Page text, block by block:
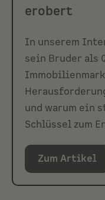
erobert
In unserem
sein Bruder als
und warum ein
Schlüssel zum
Zum Artikel